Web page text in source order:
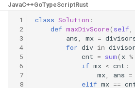
40. 最小的 k 个数
41. 数据流中的中位数
42. 连续子数组的最大和
43. 1 ～ n 整数中 1 出现的次
38. 每日温度
39. 直方图最大矩形面积
40. 矩阵中最大的矩形
41. 滑动窗口的平均值
8.3. 魔术索引
8.4. 幂集
8.5. 递归乘法
JavaC++GoTypeScriptRust
1
2
3
4
5
6
7
8
class Solution :
def maxDivScore( self,
ans, mx =
for div in
cnt = sum( x %
if mx < cnt :
mx, ans =
elif mx ==